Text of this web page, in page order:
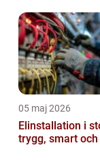
05 maj 2026
Elinstallation i
trygg, smart